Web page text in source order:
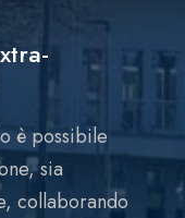
è possibile
sia
collaborando